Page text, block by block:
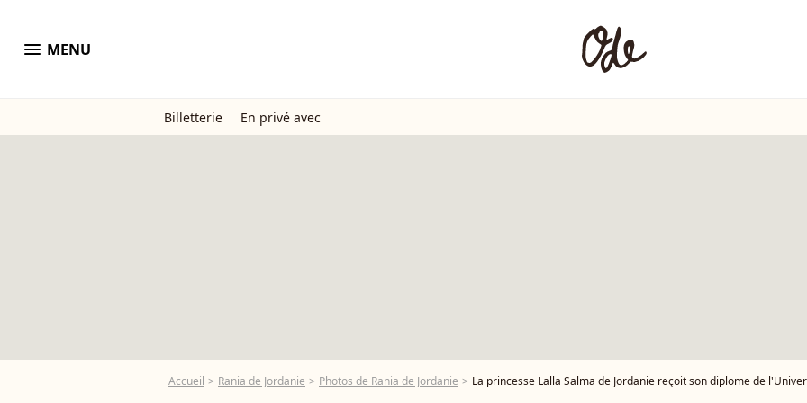
menu MENU
Billetterie En privé avec
Accueil Rania de Jordanie Photos de Rania de Jordanie La princesse Lalla Salma de Jordanie reçoit son diplome de l'Université de Caroline du Sud (USC), sous le regard ému de ses parents le roi Abdallah